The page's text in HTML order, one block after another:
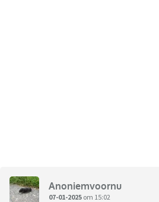
Anoniemvoornu
07-01-2025 om 15:02